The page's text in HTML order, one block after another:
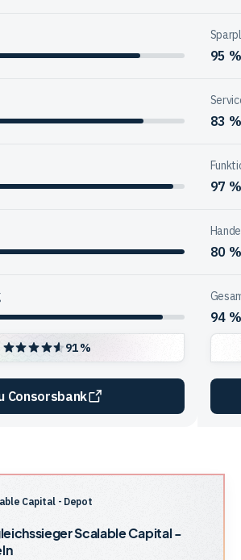
95 %
83 %
97 %
80 %
91 %
Consorsbank
94 %
Capital - Depot
Scalable Capital -